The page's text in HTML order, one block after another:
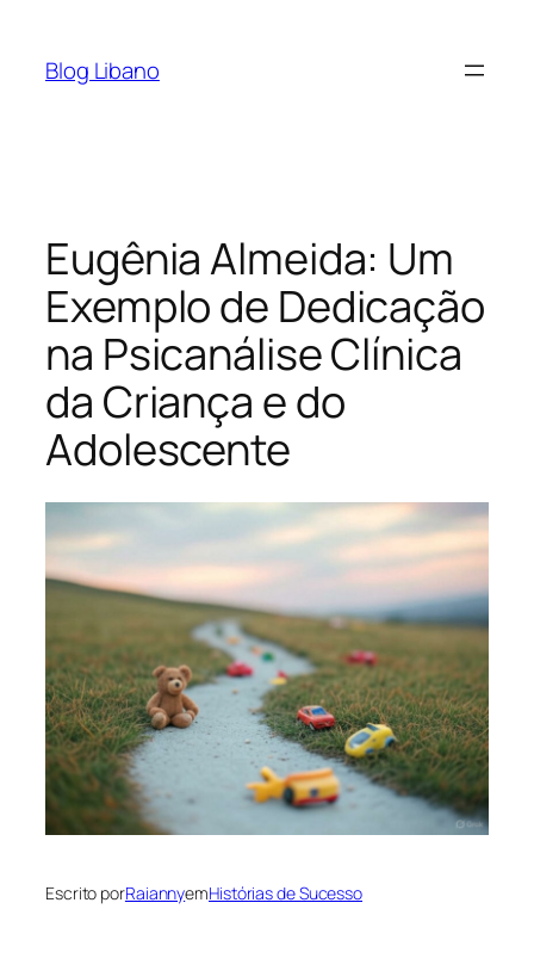
Blog Libano
Eugênia Almeida: Um
Exemplo de Dedicação
na Psicanálise Clínica
da Criança e do
Adolescente
Escrito porRaiannyemHistórias de Sucesso